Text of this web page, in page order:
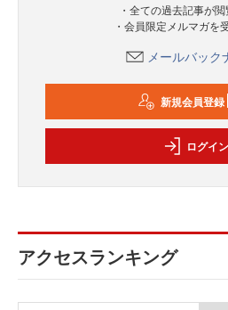
・全ての過去記事が
・会員限定メルマガを
メールバック
新規会員登録
ログイン
アクセスランキング